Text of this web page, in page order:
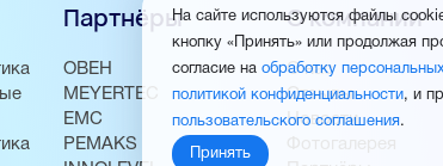
Партнёры
ОВЕН
MEYERTEC
EMC
PEMAKS
О компании
О нас
Отзывы
Новости
Фотогалерея
На сайте используются файлы
кнопку «Принять» или продолжая
согласие на обработку
политикой конфиденциальности, и
пользовательского соглашения.
Принять